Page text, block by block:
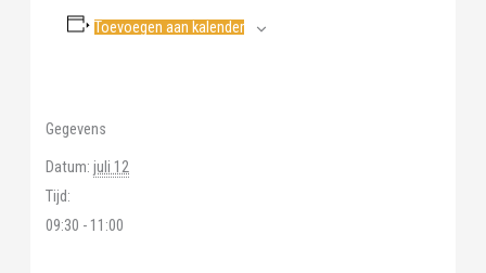
Toevoegen aan kalender
Gegevens
Datum: juli 12
Tijd:
09:30 - 11:00